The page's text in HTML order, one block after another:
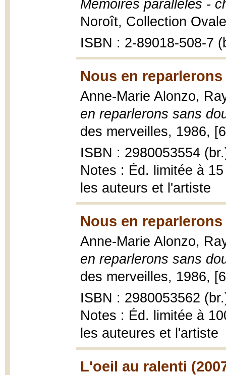
Mémoires parallèles -
Noroît, Collection
ISBN : 2-89018-508-7
Nous en
Anne-Marie Alonzo,
en reparlerons sans
des merveilles, 1986,
ISBN : 2980053554
Notes : Éd. limitée à
les auteurs et l'artiste
Nous en
Anne-Marie Alonzo,
en reparlerons sans
des merveilles, 1986,
ISBN : 2980053562
Notes : Éd. limitée à
les auteures et l'artiste
L'oeil au ralenti